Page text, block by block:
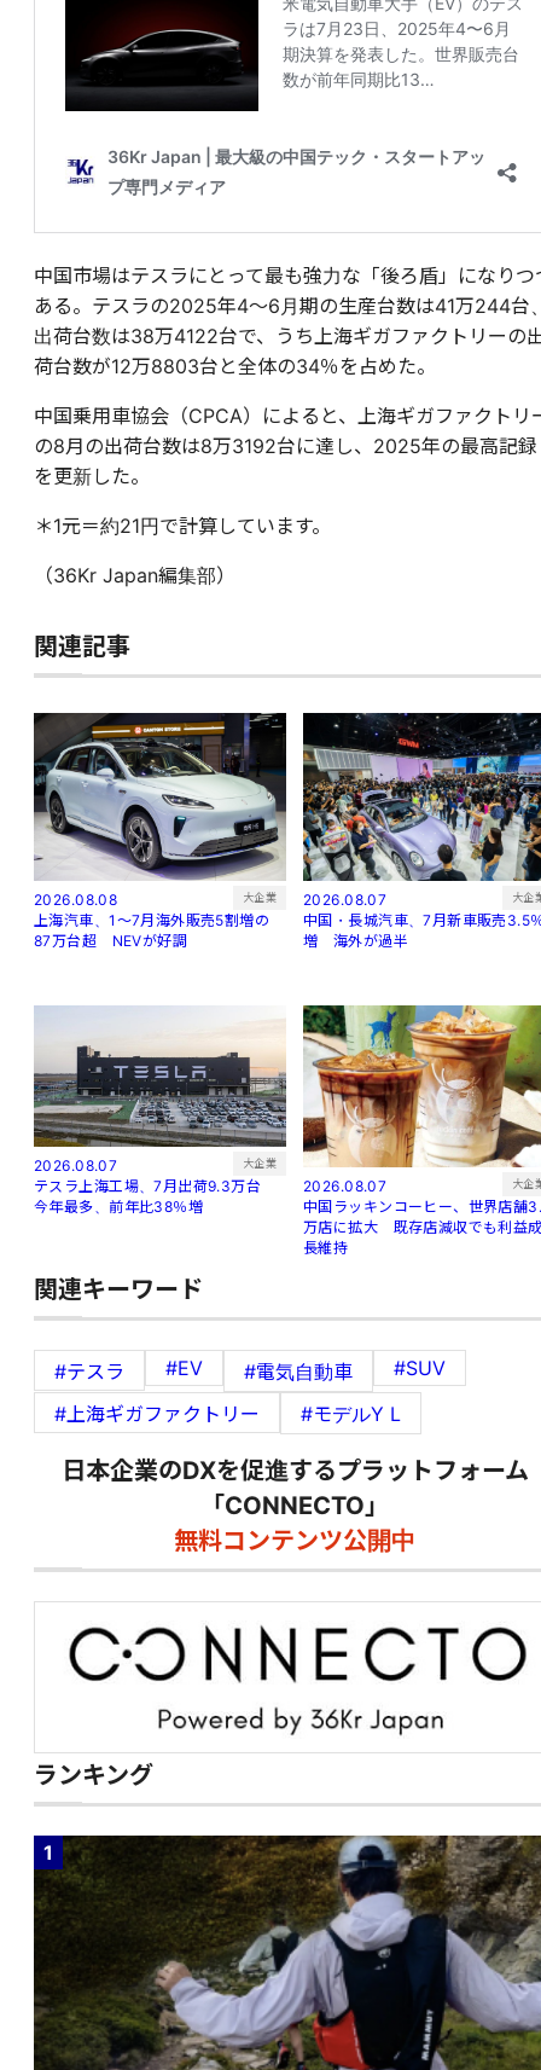
中国市場はテスラにとって最も強力な「後ろ盾」になりつ
ある。テスラの2025年4～6月期の生産台数は41万244台
出荷台数は38万4122台で、うち上海ギガファクトリーの
荷台数が12万8803台と全体の34％を占めた。
中国乗用車協会（CPCA）によると、上海ギガファクトリ
の8月の出荷台数は8万3192台に達し、2025年の最高記録
を更新した。
＊1元＝約21円で計算しています。
（36Kr Japan編集部）
関連記事
2026.08.08 大企業
上海汽車、1～7月海外販売5割増の
87万台超 NEVが好調
2026.08.07 大企
中国・長城汽車、7月新車販売3.5
増 海外が過半
2026.08.07 大企業
テスラ上海工場、7月出荷9.3万台
今年最多、前年比38％増
2026.08.07 大企
中国ラッキンコーヒー、世界店舗
万店に拡大 既存店減収でも利益
長維持
関連キーワード
#テスラ #EV #電気自動車
#SUV
#上海ギガファクトリー
#モデルY L
日本企業のDXを促進するプラットフォーム
「CONNECTO」
無料コンテンツ公開中
ランキング
1